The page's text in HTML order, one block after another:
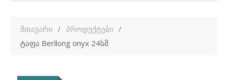
მთავარი
პროდუქტები
ტაფა Berllong onyx 24სმ